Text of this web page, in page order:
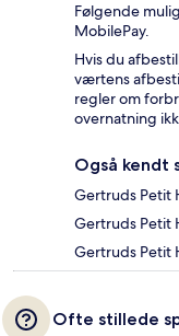
Følgende
MobilePay.
Hvis du
værtens
regler om
overnatning
Også kendt
Gertruds Petit
Gertruds Petit
Gertruds Petit
Ofte stillede